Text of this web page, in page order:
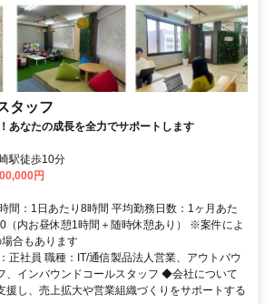
タッフ
あなたの成長を全力でサポートします
駅徒歩10分
円
間：1日あたり8時間 平均勤務日数：1ヶ月あた
（内お昼休憩1時間＋随時休憩あり） ※案件によ
合もあります
正社員 職種：IT/通信製品法人営業、アウトバウ
、インバウンドコールスタッフ ◆会社について
援し、売上拡大や営業組織づくりをサポートする